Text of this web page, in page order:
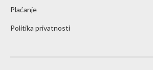
Plaćanje
Politika privatnosti